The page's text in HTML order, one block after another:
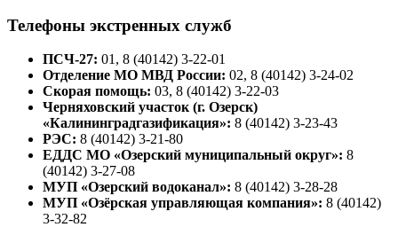
Телефоны экстренных служб
ПСЧ-27: 01, 8 (40142) 3-22-01
Отделение МО МВД России: 02, 8 (40142) 3-24-02
Скорая помощь: 03, 8 (40142) 3-22-03
Черняховский участок (г. Озерск)
«Калининградгазификация»: 8 (40142) 3-23-43
РЭС: 8 (40142) 3-21-80
ЕДДС МО «Озерский муниципальный округ»: 8
(40142) 3-27-08
МУП «Озерский водоканал»: 8 (40142) 3-28-28
МУП «Озёрская управляющая компания»: 8 (40142)
3-32-82